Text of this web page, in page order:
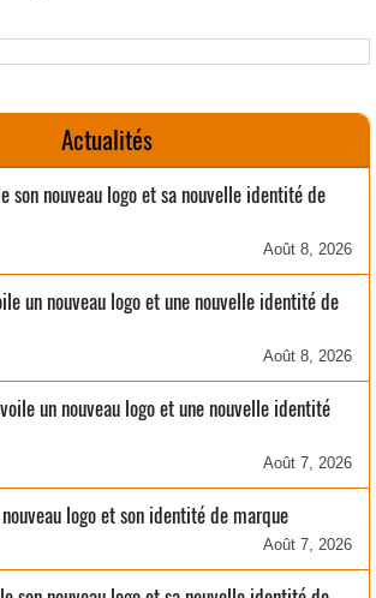
Actualités
son nouveau logo et sa nouvelle identité de
Août 8, 2026
un nouveau logo et une nouvelle identité de
Août 8, 2026
un nouveau logo et une nouvelle identité
Août 7, 2026
logo et son identité de marque
Août 7, 2026